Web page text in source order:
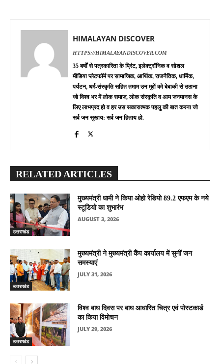
HIMALAYAN DISCOVER
HTTPS://HIMALAYANDISCOVER.COM
35 बर्षों से पत्रकारिता के प्रिंट, इलेक्ट्रॉनिक व सोशल
मीडिया प्लेटफॉर्म पर सामाजिक, आर्थिक, राजनैतिक, धार्मिक,
पर्यटन, धर्म-संस्कृति सहित तमाम उन मुद्दों को बेबाकी से उठाना
जो विश्व भर में लोक समाज, लोक संस्कृति व आम जनमानस के
लिए लाभप्रद हो व हर उस सकारात्मक पहलु की बात करना जो
सर्व जन सुखाय: सर्व जन हिताय हो.
RELATED ARTICLES
उत्तराखंड
मुख्यमंत्री धामी ने किया ओहो रेडियो 89.2 एफएम के नये
स्टूडियो का शुभारंभ
AUGUST 3, 2026
उत्तराखंड
मुख्यमंत्री ने मुख्यमंत्री कैंप कार्यालय में सुनीं जन
समस्याएं
JULY 31, 2026
उत्तराखंड
विश्व बाघ दिवस पर बाघ आधारित चित्र एवं पोस्टकार्ड
का किया विमोचन
JULY 29, 2026